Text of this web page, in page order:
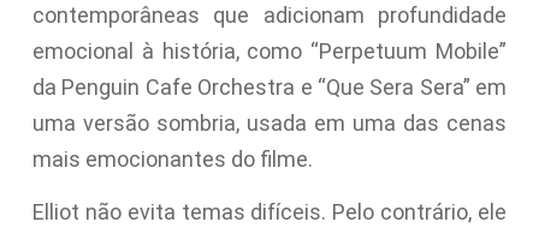
contemporâneas que adicionam profundidade
emocional à história, como “Perpetuum Mobile”
da Penguin Cafe Orchestra e “Que Sera Sera” em
uma versão sombria, usada em uma das cenas
mais emocionantes do filme.
Elliot não evita temas difíceis. Pelo contrário, ele